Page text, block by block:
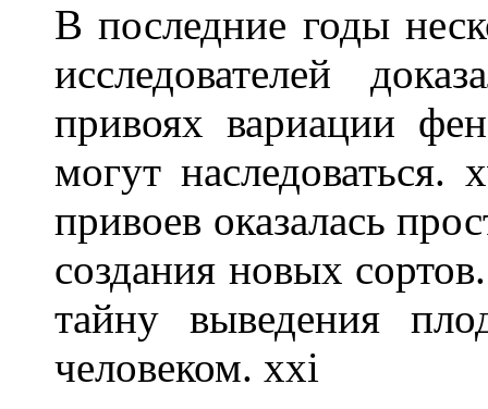
В последние годы
исследователей
привоях вариации
могут
привоев оказалась
создания новых
тайну выведения
человеком. xxi